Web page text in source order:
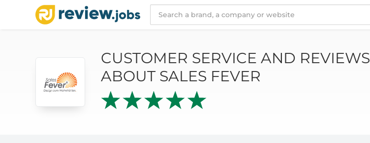
CUSTOMER SERVICE AND REVIEWS ABOUT SALES FEVER
CUSTOMER SERVICE AND REVIEWS
ABOUT SALES FEVER